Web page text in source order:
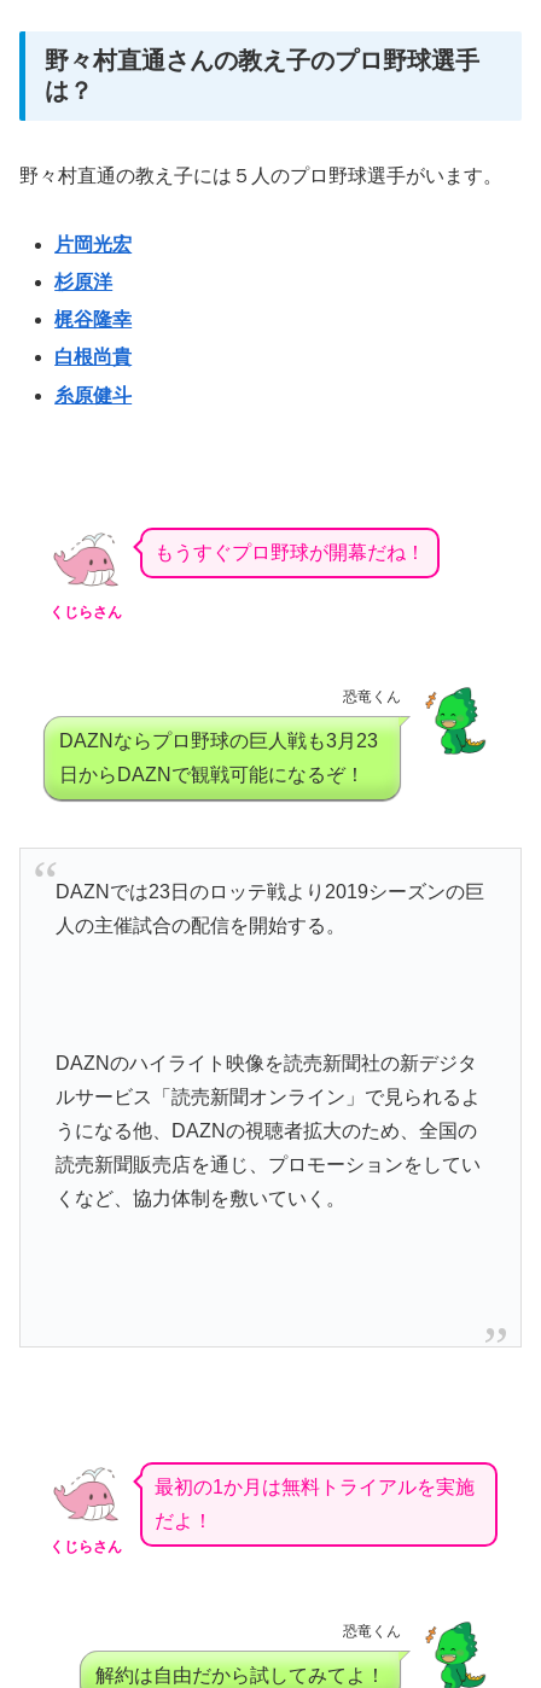
野々村直通さんの教え子のプロ野球選手
は？
野々村直通の教え子には５人のプロ野球選手がいます。
片岡光宏
杉原洋
梶谷隆幸
白根尚貴
糸原健斗
くじらさん
もうすぐプロ野球が開幕だね！
恐竜くん
DAZNならプロ野球の巨人戦も3月23
日からDAZNで観戦可能になるぞ！
DAZNでは23日のロッテ戦より2019シーズンの巨
人の主催試合の配信を開始する。
DAZNのハイライト映像を読売新聞社の新デジタ
ルサービス「読売新聞オンライン」で見られるよ
うになる他、DAZNの視聴者拡大のため、全国の
読売新聞販売店を通じ、プロモーションをしてい
くなど、協力体制を敷いていく。
くじらさん
最初の1か月は無料トライアルを実施
だよ！
恐竜くん
解約は自由だから試してみてよ！